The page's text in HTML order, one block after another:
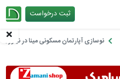
ثبت درخواست
نوسازی آپارتمان مسکونی مینا در